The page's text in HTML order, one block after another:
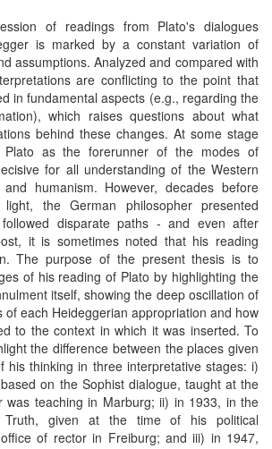
of readings from Plato's dialogues
is marked by a constant variation of
assumptions. Analyzed and compared with
are conflicting to the point that
in fundamental aspects (e.g., regarding the
which raises questions about what
behind these changes. At some stage
Plato as the forerunner of the modes of
for all understanding of the Western
humanism. However, decades before
the German philosopher presented
disparate paths - and even after
it is sometimes noted that his reading
The purpose of the present thesis is to
of his reading of Plato by highlighting the
itself, showing the deep oscillation of
of each Heideggerian appropriation and how
to the context in which it was inserted. To
the difference between the places given
his thinking in three interpretative stages: i)
on the Sophist dialogue, taught at the
was teaching in Marburg; ii) in 1933, in the
Truth, given at the time of his political
of rector in Freiburg; and iii) in 1947,